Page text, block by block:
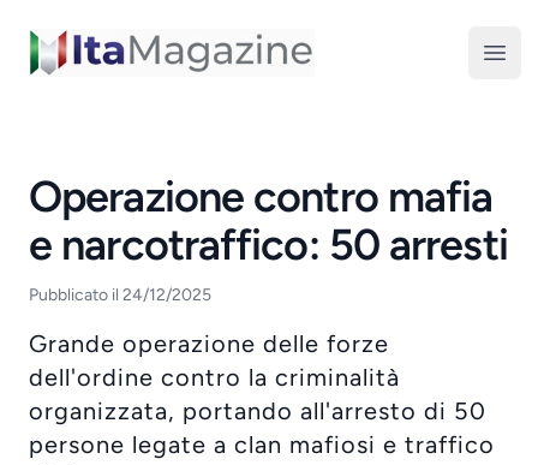
ItaMagazine
Operazione contro mafia
e narcotraffico: 50 arresti
Pubblicato il 24/12/2025
Grande operazione delle forze
dell'ordine contro la criminalità
organizzata, portando all'arresto di 50
persone legate a clan mafiosi e traffico